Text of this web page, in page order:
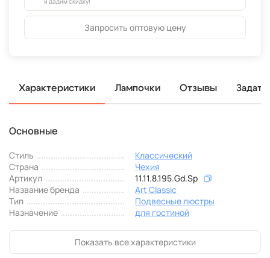
Запросить оптовую цену
Характеристики Лампочки Отзывы
Основные
Стиль
Классический
Страна
Чехия
Артикул
11.11.8.195.Gd.Sp
Название бренда
Art Classic
Тип
Подвесные люстры
Назначение
для гостиной
Показать все характеристики